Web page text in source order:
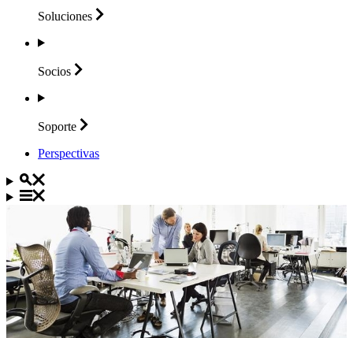
Soluciones
Socios
Soporte
Perspectivas